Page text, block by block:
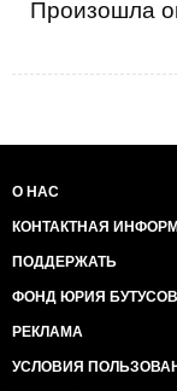
Произошла
О НАС
КОНТАКТНАЯ
ПОДДЕРЖАТЬ
ФОНД ЮРИЯ
РЕКЛАМА
УСЛОВИЯ